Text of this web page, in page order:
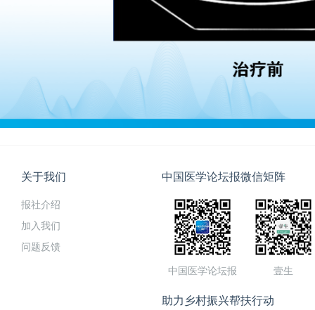
关于我们
报社介绍
加入我们
问题反馈
中国医学论坛报微信矩阵
中国医学论坛报 壹生
助力乡村振兴帮扶行动